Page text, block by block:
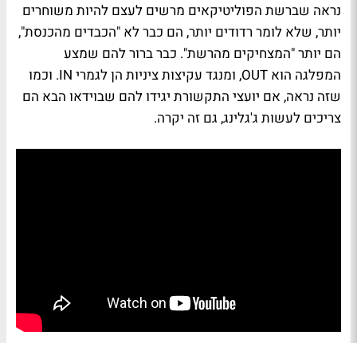
נראה שברשת הפוליטיקאים מרשים לעצם להיות משוחרים
יותר, שלא לומר רדודים יותר, הם כבר לא "הכבדים מהכנסת",
הם יותר "המצחיקים מהרשת". כבר ברור להם שמצע
המפלגה הוא OUT, ומנגד עקיצות ציניות הן לגמרי IN. וכמו
שזה נראה, אם יועצי התקשורת יגידו להם שבוידאו הבא הם
צריכים לעשות ג'גלינג, גם זה יקרה.